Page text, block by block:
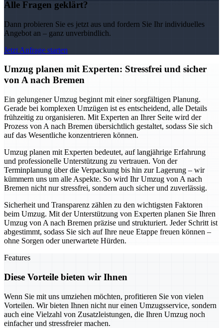
Alle Fragen geklärt?
Dann probieren Sie es jetzt aus und fordern Sie Ihr individuelles
Angebot an – ganz unverbindlich.
Jetzt Anfrage starten
Umzug planen mit Experten: Stressfrei und sicher
von A nach Bremen
Ein gelungener Umzug beginnt mit einer sorgfältigen Planung.
Gerade bei komplexen Umzügen ist es entscheidend, alle Details
frühzeitig zu organisieren. Mit Experten an Ihrer Seite wird der
Prozess von A nach Bremen übersichtlich gestaltet, sodass Sie sich
auf das Wesentliche konzentrieren können.
Umzug planen mit Experten bedeutet, auf langjährige Erfahrung
und professionelle Unterstützung zu vertrauen. Von der
Terminplanung über die Verpackung bis hin zur Lagerung – wir
kümmern uns um alle Aspekte. So wird Ihr Umzug von A nach
Bremen nicht nur stressfrei, sondern auch sicher und zuverlässig.
Sicherheit und Transparenz zählen zu den wichtigsten Faktoren
beim Umzug. Mit der Unterstützung von Experten planen Sie Ihren
Umzug von A nach Bremen präzise und strukturiert. Jeder Schritt ist
abgestimmt, sodass Sie sich auf Ihre neue Etappe freuen können –
ohne Sorgen oder unerwartete Hürden.
Features
Diese Vorteile bieten wir Ihnen
Wenn Sie mit uns umziehen möchten, profitieren Sie von vielen
Vorteilen. Wir bieten Ihnen nicht nur einen Umzugsservice, sondern
auch eine Vielzahl von Zusatzleistungen, die Ihren Umzug noch
einfacher und stressfreier machen.